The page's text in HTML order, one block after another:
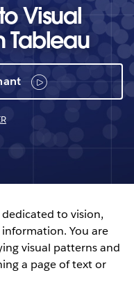
Visual
Tableau
to vision,
You are
visual patterns and
a page of text or